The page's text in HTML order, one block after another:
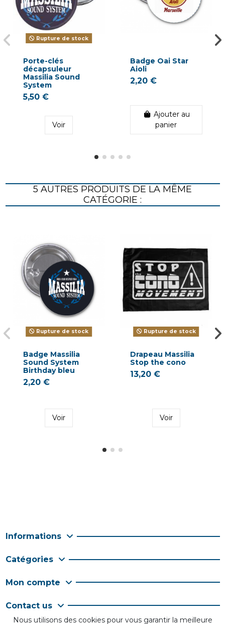
Rupture de stock
Porte-clés
décapsuleur
Massilia Sound
System
5,50 €
Voir
Badge Oai Star
Aioli
2,20 €
Ajouter au
panier
5 AUTRES PRODUITS DE LA MÊME
CATÉGORIE :
Rupture de stock
Badge Massilia
Sound System
Birthday bleu
2,20 €
Voir
Rupture de stock
Drapeau Massilia
Stop the cono
13,20 €
Voir
Informations
Catégories
Mon compte
Contact us
Nous utilisons des cookies pour vous garantir la meilleure